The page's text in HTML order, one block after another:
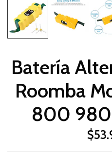
Batería
Roomba
800 980